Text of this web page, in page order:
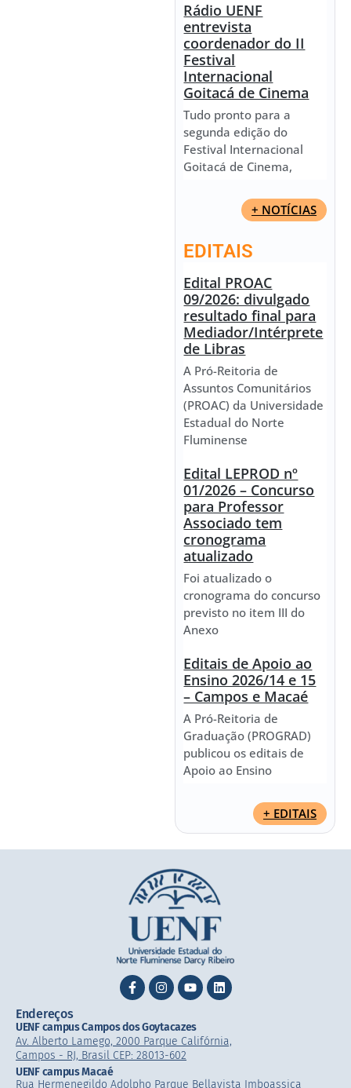
Rádio UENF
entrevista
coordenador do II
Festival
Internacional
Goitacá de Cinema
Tudo pronto para a
segunda edição do
Festival Internacional
Goitacá de Cinema,
+ NOTÍCIAS
EDITAIS
Edital PROAC
09/2026: divulgado
resultado final para
Mediador/Intérprete
de Libras
A Pró-Reitoria de
Assuntos Comunitários
(PROAC) da Universidade
Estadual do Norte
Fluminense
Edital LEPROD nº
01/2026 – Concurso
para Professor
Associado tem
cronograma
atualizado
Foi atualizado o
cronograma do concurso
previsto no item III do
Anexo
Editais de Apoio ao
Ensino 2026/14 e 15
– Campos e Macaé
A Pró-Reitoria de
Graduação (PROGRAD)
publicou os editais de
Apoio ao Ensino
+ EDITAIS
Endereços
UENF campus Campos dos Goytacazes
Av. Alberto Lamego, 2000 Parque Califórnia,
Campos - RJ, Brasil CEP: 28013-602
UENF campus Macaé
Rua Hermenegildo Adolpho Parque Bellavista Imboassica